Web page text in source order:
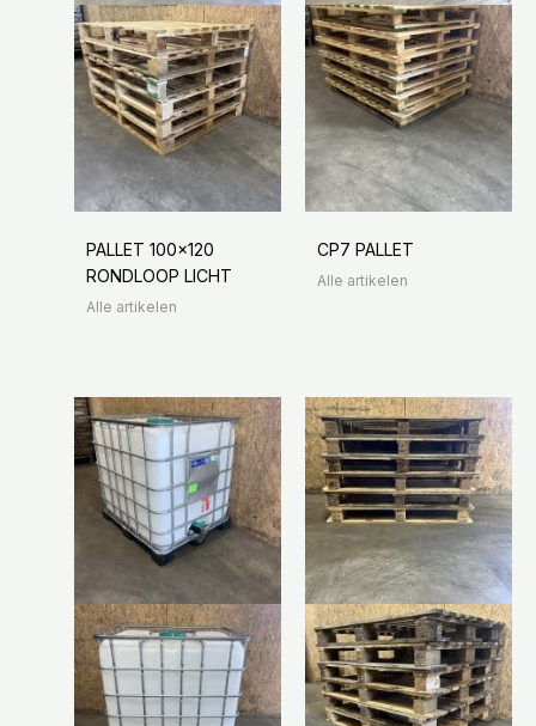
PALLET 100×120
RONDLOOP LICHT
Alle artikelen
CP7 PALLET
Alle artikelen